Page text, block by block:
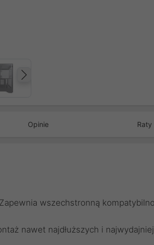
Opinie Raty
wszechstronną
nawet najdłuższych i